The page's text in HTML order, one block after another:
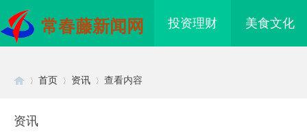
常春藤新闻网 投资理财 美食文化
首页 资讯 查看内容
资讯